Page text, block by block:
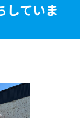
していま